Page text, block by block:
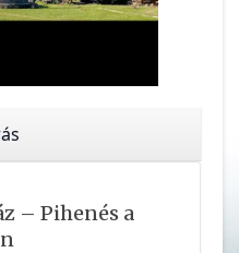
– Pihenés a